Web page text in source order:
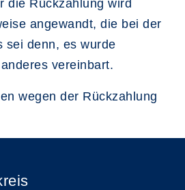
die Rückzahlung wird
angewandt, die bei der
sei denn, es wurde
vereinbart.
wegen der Rückzahlung